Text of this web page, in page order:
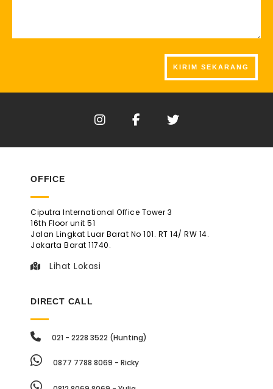
OFFICE
Ciputra International Office Tower 3
16th Floor unit 51
Jalan Lingkat Luar Barat No 101. RT 14/ RW 14.
Jakarta Barat 11740.
Lihat Lokasi
DIRECT CALL
021 - 2228 3522 (Hunting)
0877 7788 8069 - Ricky